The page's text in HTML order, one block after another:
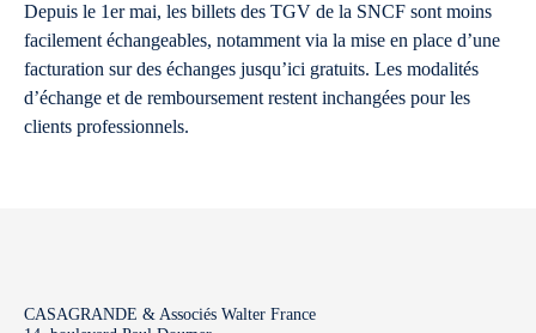
Depuis le 1er mai, les billets des TGV de la SNCF sont moins
facilement échangeables, notamment via la mise en place d’une
facturation sur des échanges jusqu’ici gratuits. Les modalités
d’échange et de remboursement restent inchangées pour les
clients professionnels.
CASAGRANDE & Associés Walter France